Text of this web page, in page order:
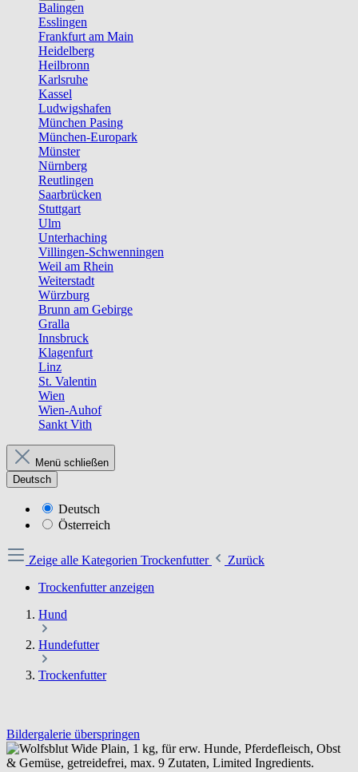
Balingen
Esslingen
Frankfurt am Main
Heidelberg
Heilbronn
Karlsruhe
Kassel
Ludwigshafen
München Pasing
München-Europark
Münster
Nürnberg
Reutlingen
Saarbrücken
Stuttgart
Ulm
Unterhaching
Villingen-Schwenningen
Weil am Rhein
Weiterstadt
Würzburg
Brunn am Gebirge
Gralla
Innsbruck
Klagenfurt
Linz
St. Valentin
Wien
Wien-Auhof
Sankt Vith
Menü schließen
Deutsch
Deutsch
Österreich
Zeige alle Kategorien Trockenfutter
Zurück
Trockenfutter anzeigen
Hund
Hundefutter
Trockenfutter
Bildergalerie überspringen